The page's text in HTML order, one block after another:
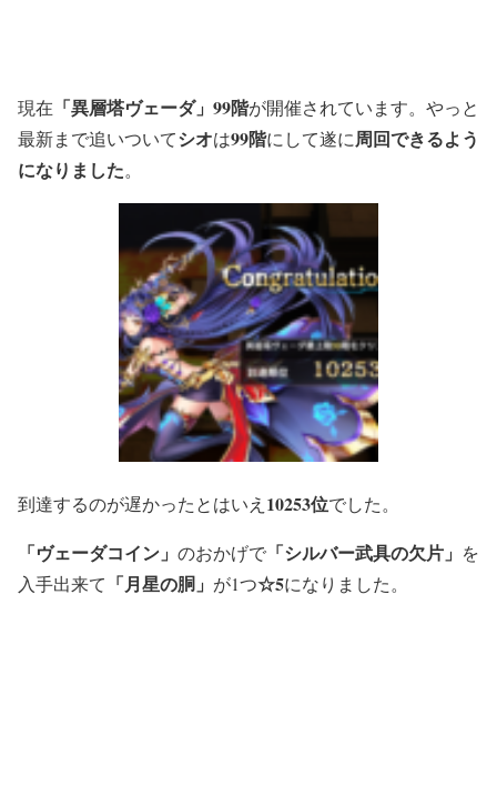
現在 「異層塔ヴェーダ」99階が開催されています。やっと
最新まで追いついてシオは99階にして遂に周回できるよう
になりました。
到達するのが遅かったとはいえ 10253位でした。
「ヴェーダコイン」 のおかげで 「シルバー武具の欠片」 を
入手出来て 「月星の胴」 が1つ☆5になりました。